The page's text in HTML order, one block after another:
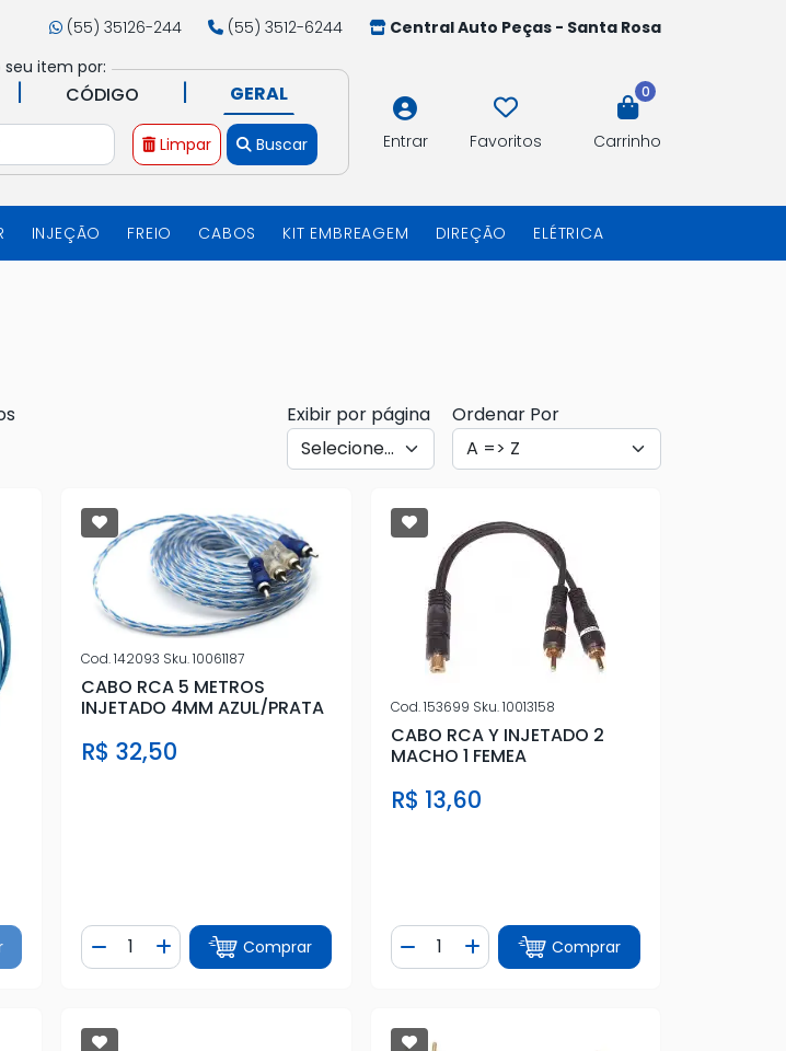
(55) 35126-244 (55) 3512-6244
Central Auto Peças - Santa Rosa
seu item por:
| CÓDIGO | GERAL
Limpar Buscar Entrar Favoritos
0
Carrinho
INJEÇÃO FREIO CABOS KIT EMBREAGEM DIREÇÃO ELÉTRICA
Exibir por página Ordenar Por
Cod.142093 Sku.10061187
CABO RCA 5 METROS
INJETADO 4MM AZUL/PRATA
R$ 32,50
Diminuir Quantidade
Quantidade
Adicionar Quantidade
Comprar
Cod.153699 Sku.10013158
CABO RCA Y INJETADO 2
MACHO 1 FEMEA
R$ 13,60
Diminuir Quantidade
Quantidade
Adicionar Quantidade
Comprar